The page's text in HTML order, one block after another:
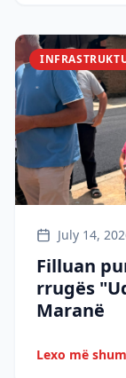
July 14,
Filluan
rrugës
Maranë
Lexo më